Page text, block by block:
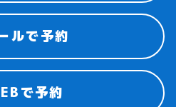
ルで予約
で予約